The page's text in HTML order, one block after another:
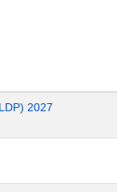
2027